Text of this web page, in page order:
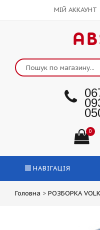
МІЙ АККАУНТ
0
НАВІГАЦІЯ
Головна > РОЗБОРКА